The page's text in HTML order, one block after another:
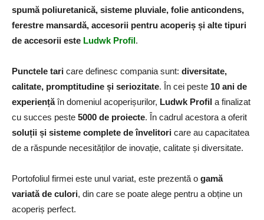
spumă poliuretanică, sisteme pluviale, folie anticondens,
ferestre mansardă, accesorii pentru acoperiș și alte tipuri
de accesorii este Ludwk Profil.
Punctele tari care definesc compania sunt: diversitate,
calitate, promptitudine și seriozitate. În cei peste 10 ani de
experiențăîn domeniul acoperișurilor, Ludwk Profil a finalizat
cu succes peste 5000 de proiecte. În cadrul acestora a oferit
soluții și sisteme complete de învelitori care au capacitatea
de a răspunde necesităților de inovație, calitate și diversitate.
Portofoliul firmei este unul variat, este prezentă o gamă
variată de culori, din care se poate alege pentru a obține un
acoperiș perfect.